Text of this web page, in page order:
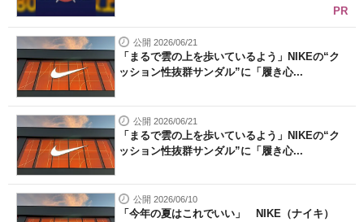
エネルギーの専門メディア
建設×テクノロジーの最前線
ちょっと気になるネットの話題
PR
公開 2026/06/21
「まるで雲の上を歩いているよう」NIKEの“ク
ッション性抜群サンダル”に「履き心...
公開 2026/06/21
「まるで雲の上を歩いているよう」NIKEの“ク
ッション性抜群サンダル”に「履き心...
公開 2026/06/10
「今年の夏はこれでいい」 NIKE（ナイキ）